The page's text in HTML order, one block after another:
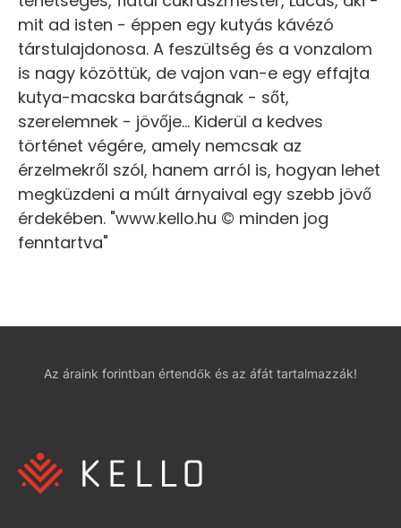
mit ad isten - éppen egy kutyás kávézó
társtulajdonosa. A feszültség és a vonzalom
is nagy közöttük, de vajon van-e egy effajta
kutya-macska barátságnak - sőt,
szerelemnek - jövője... Kiderül a kedves
történet végére, amely nemcsak az
érzelmekről szól, hanem arról is, hogyan lehet
megküzdeni a múlt árnyaival egy szebb jövő
érdekében. "www.kello.hu © minden jog
fenntartva"
Az áraink forintban értendők és az áfát tartalmazzák!